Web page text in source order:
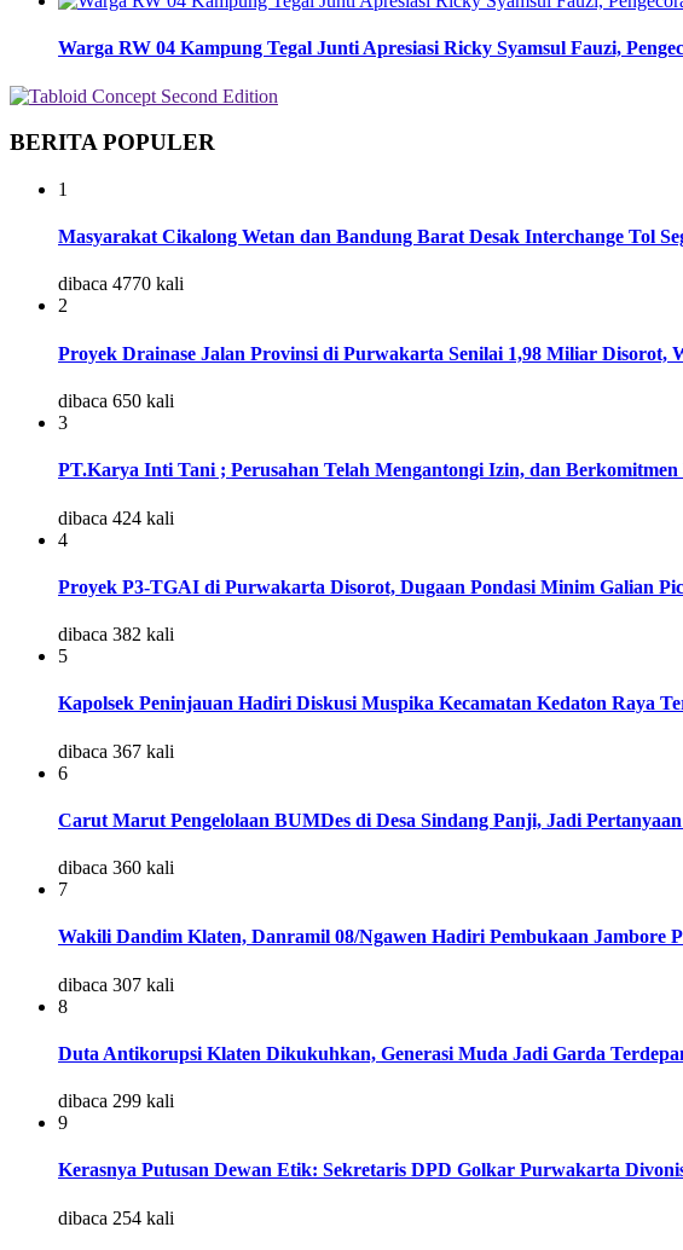
Warga RW 04 Kampung Tegal Junti Apresiasi Ricky Syamsul Fauzi,
BERITA POPULER
1
Masyarakat Cikalong Wetan dan Bandung Barat Desak Interchange Tol
dibaca 4770 kali
2
Proyek Drainase Jalan Provinsi di Purwakarta Senilai 1,98 Miliar Disorot,
dibaca 650 kali
3
PT.Karya Inti Tani ; Perusahan Telah Mengantongi Izin, dan
dibaca 424 kali
4
Proyek P3-TGAI di Purwakarta Disorot, Dugaan Pondasi Minim Galian
dibaca 382 kali
5
Kapolsek Peninjauan Hadiri Diskusi Muspika Kecamatan Kedaton Raya
dibaca 367 kali
6
Carut Marut Pengelolaan BUMDes di Desa Sindang Panji, Jadi
dibaca 360 kali
7
Wakili Dandim Klaten, Danramil 08/Ngawen Hadiri Pembukaan Jambore
dibaca 307 kali
8
Duta Antikorupsi Klaten Dikukuhkan, Generasi Muda Jadi Garda
dibaca 299 kali
9
Kerasnya Putusan Dewan Etik: Sekretaris DPD Golkar Purwakarta
dibaca 254 kali